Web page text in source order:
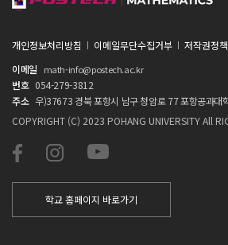
개인정보처리방침 이메일무단수집거부
저작권정책
이메일
math-info@postech.ac.kr
번호 054-279-3812
주소 우)37673 경북 포항시 남구 청암로 77 포항공과대
COPYRIGHT (C) 2023 POHANG UNIVERSITY All
학교 홈페이지 바로가기